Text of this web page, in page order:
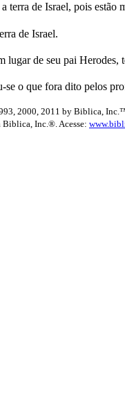
terra de Israel, pois
de Israel.
de seu pai
o que fora dito pelos
2000, 2011 by Biblica,
Biblica, Inc.®. Acesse: